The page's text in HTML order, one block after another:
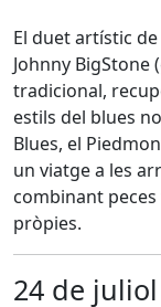
El duet artístic
Johnny BigStone
tradicional,
estils del blues
Blues, el
un viatge a les
combinant
pròpies.
24 de juliol